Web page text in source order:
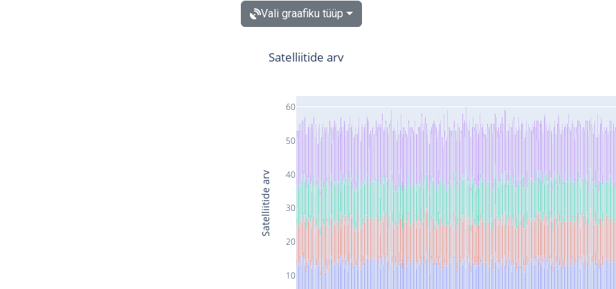
Vali graafiku tüüp
10
20
30
40
50
60
Satelliitide arv
Satelliitide arv